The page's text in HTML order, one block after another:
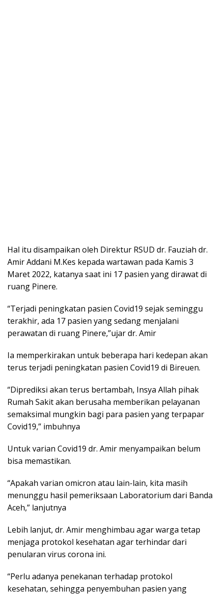
Hal itu disampaikan oleh Direktur RSUD dr. Fauziah dr.
Amir Addani M.Kes kepada wartawan pada Kamis 3
Maret 2022, katanya saat ini 17 pasien yang dirawat di
ruang Pinere.
“Terjadi peningkatan pasien Covid19 sejak seminggu
terakhir, ada 17 pasien yang sedang menjalani
perawatan di ruang Pinere,”ujar dr. Amir
Ia memperkirakan untuk beberapa hari kedepan akan
terus terjadi peningkatan pasien Covid19 di Bireuen.
“Diprediksi akan terus bertambah, Insya Allah pihak
Rumah Sakit akan berusaha memberikan pelayanan
semaksimal mungkin bagi para pasien yang terpapar
Covid19,” imbuhnya
Untuk varian Covid19 dr. Amir menyampaikan belum
bisa memastikan.
“Apakah varian omicron atau lain-lain, kita masih
menunggu hasil pemeriksaan Laboratorium dari Banda
Aceh,” lanjutnya
Lebih lanjut, dr. Amir menghimbau agar warga tetap
menjaga protokol kesehatan agar terhindar dari
penularan virus corona ini.
“Perlu adanya penekanan terhadap protokol
kesehatan, sehingga penyembuhan pasien yang